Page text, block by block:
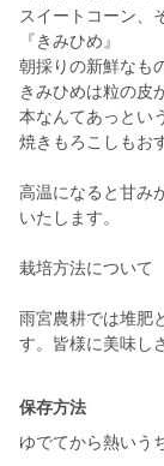
スイートコーン、
『きみひめ』
朝採りの新鮮なも
きみひめは粒の皮
本なんてあっとい
焼きもろこしもお
高温になると甘み
いたします。
栽培方法について
雨宮農耕では堆肥
す。皆様に美味し
保存方法
ゆでてから熱いう